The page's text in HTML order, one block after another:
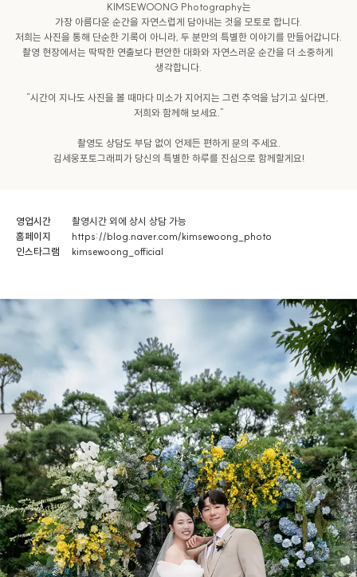
KIMSEWOONG Photography는
가장 아름다운 순간을 자연스럽게 담아내는 것을 모토로 합니다.
저희는 사진을 통해 단순한 기록이 아니라, 두 분만의 특별한 이야기를 만들어갑니다.
촬영 현장에서는 딱딱한 연출보다 편안한 대화와 자연스러운 순간을 더 소중하게
생각합니다.
“시간이 지나도 사진을 볼 때마다 미소가 지어지는 그런 추억을 남기고 싶다면,
저희와 함께해 보세요.”
촬영도 상담도 부담 없이 언제든 편하게 문의 주세요.
김세웅포토그래피가 당신의 특별한 하루를 진심으로 함께할게요!
영업시간
촬영시간 외에 상시 상담 가능
홈페이지
https://blog.naver.com/kimsewoong_photo
인스타그램
kimsewoong_official